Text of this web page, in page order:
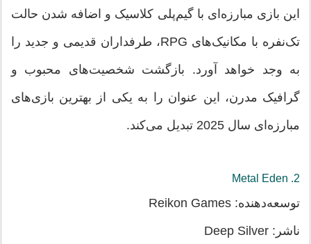
این بازی مبارزه‌ای با گیم‌پلی کلاسیک و اضافه شدن حالت
تک‌نفره با مکانیک‌های RPG، طرفداران قدیمی و جدید را
به وجد خواهد آورد. بازگشت شخصیت‌های محبوب و
گرافیک مدرن، این عنوان را به یکی از بهترین بازی‌های
مبارزه‌ای سال 2025 تبدیل می‌کند.
2. Metal Eden
توسعه‌دهنده: Reikon Games
ناشر: Deep Silver